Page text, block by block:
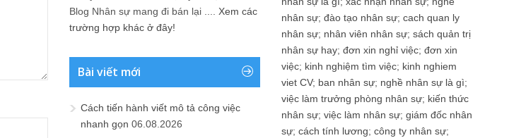
Blog Nhân sự mang đi bán lại .... Xem các
trường hợp khác ở đây!
Bài viết mới
Cách tiến hành viết mô tả công việc
nhanh gọn 06.08.2026
nhân sự; đào tạo nhân sự; cach quan ly
nhân sự; nhân viên nhân sự; sách quản trị
nhân sự hay; đơn xin nghỉ việc; đơn xin
việc; kinh nghiệm tìm việc; kinh nghiem
viet CV; ban nhân sự; nghề nhân sự là gì;
việc làm trưởng phòng nhân sự; kiến thức
nhân sự; việc làm nhân sự; giám đốc nhân
sự; cách tính lương; công ty nhân sự;